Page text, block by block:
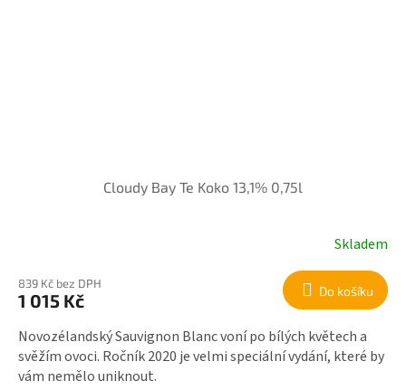
Cloudy Bay Te Koko 13,1% 0,75l
Skladem
839 Kč bez DPH
1 015 Kč Do košíku
Novozélandský Sauvignon Blanc voní po bílých květech a
svěžím ovoci. Ročník 2020 je velmi speciální vydání, které by
vám nemělo uniknout.